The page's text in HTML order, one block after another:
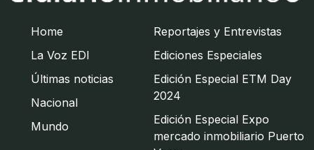
Home
La Voz EDI
Últimas noticias
Nacional
Mundo
Reportajes y Entrevistas
Ediciones Especiales
Edición Especial ETM Day
2024
Edición Especial Expo
mercado inmobiliario Puerto